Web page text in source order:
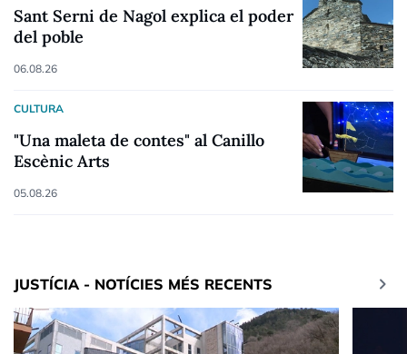
Sant Serni de Nagol explica el poder
del poble
06.08.26
CULTURA
"Una maleta de contes" al Canillo
Escènic Arts
05.08.26
JUSTÍCIA - NOTÍCIES MÉS RECENTS keyboard_arrow_right